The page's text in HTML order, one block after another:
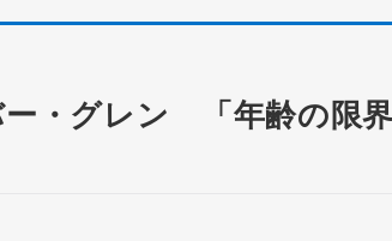
ー・グレン 「年齢の限